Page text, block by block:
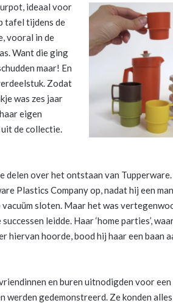
ideaal voor
tafel tijdens de
vooral in de
Want die ging
maar! En
Zodat
was zes jaar
eigen
de collectie.
delen over het ontstaan van Tupperware.
Plastics Company op, nadat hij een
sloten. Maar het was
leidde. Haar ‘home parties’,
hiervan hoorde, bood hij haar een baan
en buren uitnodigden voor een
gedemonstreerd. Ze konden